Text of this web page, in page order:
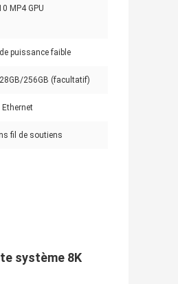
MP4 GPU
puissance faible
256GB (facultatif)
Ethernet
fil de soutiens
système 8K